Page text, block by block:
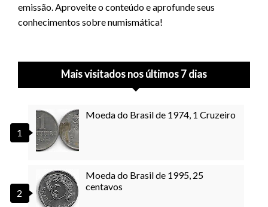
emissão. Aproveite o conteúdo e aprofunde seus
conhecimentos sobre numismática!
Mais visitados nos últimos 7 dias
Moeda do Brasil de 1974, 1 Cruzeiro
Moeda do Brasil de 1995, 25
centavos